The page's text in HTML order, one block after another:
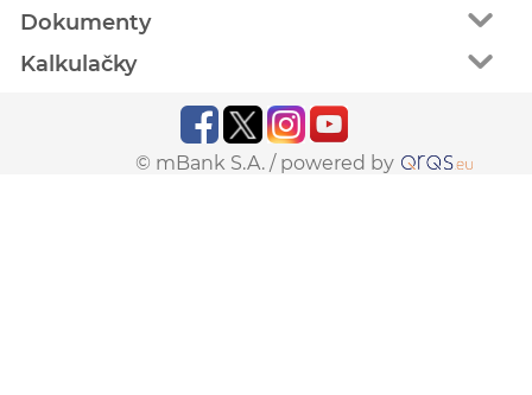
Dokumenty
Kalkulačky
© mBank S.A. / powered by